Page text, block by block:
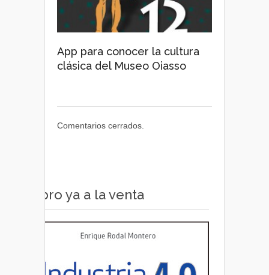
App para conocer la cultura
clásica del Museo Oiasso
Comentarios cerrados.
Libro ya a la venta